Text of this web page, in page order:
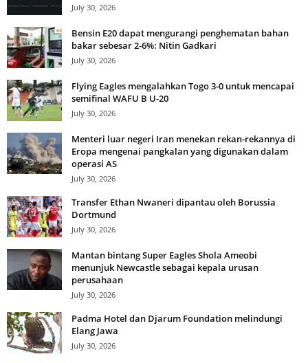
July 30, 2026
Bensin E20 dapat mengurangi penghematan bahan
bakar sebesar 2-6%: Nitin Gadkari
July 30, 2026
Flying Eagles mengalahkan Togo 3-0 untuk mencapai
semifinal WAFU B U-20
July 30, 2026
Menteri luar negeri Iran menekan rekan-rekannya di
Eropa mengenai pangkalan yang digunakan dalam
operasi AS
July 30, 2026
Transfer Ethan Nwaneri dipantau oleh Borussia
Dortmund
July 30, 2026
Mantan bintang Super Eagles Shola Ameobi
menunjuk Newcastle sebagai kepala urusan
perusahaan
July 30, 2026
Padma Hotel dan Djarum Foundation melindungi
Elang Jawa
July 30, 2026